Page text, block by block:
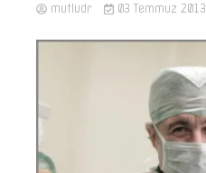
mutludr 03 Temmuz 2013